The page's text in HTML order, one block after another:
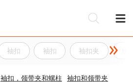
袖扣 袖扣 袖扣夹
袖扣，领带夹和螺柱
袖扣和领带夹